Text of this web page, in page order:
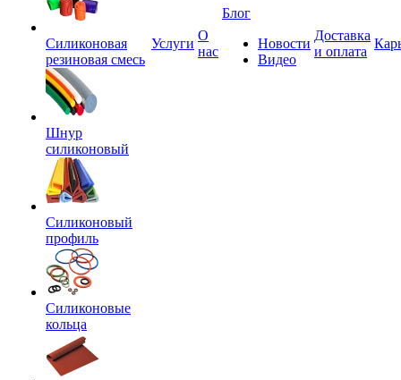
Силиконовая
резиновая смесь
Шнур
силиконовый
Силиконовый
профиль
Силиконовые
кольца
Услуги
О
нас
Блог
Новости
Видео
Доставка
и оплата